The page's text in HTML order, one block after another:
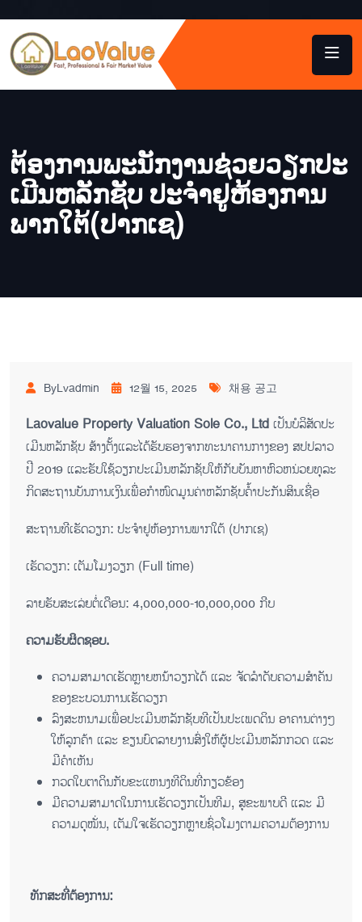
ຕ​້ອງ​ການ​ພະ​ນັກ​ງານ​ຊ່ວຍ​ວຽກ​ປະ​
ເມີນ​ຫລັກ​ຊັບ ປະ​ຈຳ​ຢູ​ຫ້ອງ​ການ​
ພາກ​ໃຕ້​(ປາກ​ເຊ)
ByLvadmin 12월 15, 2025 채용 공고
Laovalue Property Valuation Sole Co., Ltd ເປັນ​ບໍ​ລິ​ສັດ​ປະ​
ເມີນ​ຫລັກ​ຊັບ ສ້າ​ງ​ຕັ້ງ​ແລະ​ໄດ້​ຮັບ​ຮອງ​ຈາກ​ທະ​ນາ​ຄານ​ກາງຂອງ ສ​ປ​ປ​ລາວ
​ປີ 2019 ແລະ​ຮັບ​ໃຊ້​ວຽກ​ປະ​ເມີນ​ຫລັກ​ຊັບ​ໃຫ້​ກັບ​ບັ​ນ​ຫາ​ຫົວ​ຫນ່ວຍ​ທຸ​ລະ​
ກິດ​ສະ​ຖານ​ບັນ​ການ​ເງິນ​ເພື່ອ​ກຳ​ໜົດ​ມູນ​ຄ່າ​ຫລັກ​ຊັບ​ຄ້ຳ​ປະ​ກັນ​ສິນ​ເຊື່ອ
ສະ​ຖານ​ທີ​ເຮັດ​ວຽກ​: ປະ​ຈຳ​ຢູ​ຫ້ອງ​ການ​ພາກ​ໃຕ້ (ປາກ​ເຊ)
ເຮັດ​ວຽກ: ເຕັມ​ໂມງວຽກ (Full time)
ລາຍ​ຮັບ​ສະ​ເລ່ຍ​ຕໍ່​ເດືອນ: 4,000,000-10,000,000 ກີບ
ຄວາມຮັບຜິດຊອບ.
ຄວາມ​ສາ​ມາດເຮັດ​ຫຼາຍ​​ຫ​ນ້າວຽກ​ໄດ້ ແລະ​ ຈັດ​ລໍາ​ດັບ​ຄວາມ​ສໍາ​ຄັນ​
ຂອງ​ຂະ​ບວນ​ການ​ເຮັດ​ວຽກ​
ລົງ​ສະ​ຫ​ນາມ​ເພື່ອ​ປະ​ເມີນ​ຫລັກ​ຊັບທີ​ເປັນ​ປະ​ເພດ​ດິນ ອາ​ຄານ​ຕ່າງໆ
​ໃຫ້​ລູກ​ຄ້າ ແລະ ຂຽນ​ບົດ​ລາຍ​ງານ​ສົ່ງ​ໃຫ້​ຜູ້​ປະ​ເມີນ​ຫລັກ​ກວດ ແລະ
ມີ​ຄຳ​ເຫັນ
ກວດ​ໃບ​ຕາ​ດິນ​ກັບ​ຂະ​ແຫນງ​ທີ​ດິນ​ທີ່​ກຽວ​ຂ້ອງ
ມີຄວາມສາມາດໃນການເຮັດວຽກເປັນທີມ, ສຸຂະພາບດີ ແລະ ມີ
ຄວາມດຸໝັ່ນ, ເຕັມໃຈເຮັດວຽກຫຼາຍຊົ່ວໂມງຕາມຄວາມຕ້ອງການ
ທັກສະທີ່ຕ້ອງການ: